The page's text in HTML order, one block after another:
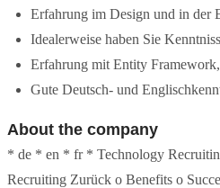
Erfahrung im Design und in
Idealerweise haben Sie
Erfahrung mit Entity
Gute Deutsch- und
About the company
* de * en * fr * Technology
Recruiting Zurück o Benefits o